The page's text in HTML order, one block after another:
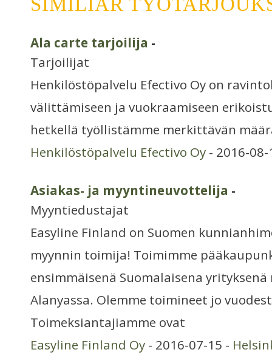
Ala carte tarjoilija -
Tarjoilijat
Henkilöstöpalvelu Efectivo Oy on
välittämiseen ja vuokraamiseen
hetkellä työllistämme merkittävän
Henkilöstöpalvelu Efectivo Oy - 2016-
Asiakas- ja myyntineuvottelija -
Myyntiedustajat
Easyline Finland on Suomen
myynnin toimija! Toimimme
ensimmäisenä Suomalaisena
Alanyassa. Olemme toimineet jo
Toimeksiantajiamme ovat
Easyline Finland Oy - 2016-07-15 -